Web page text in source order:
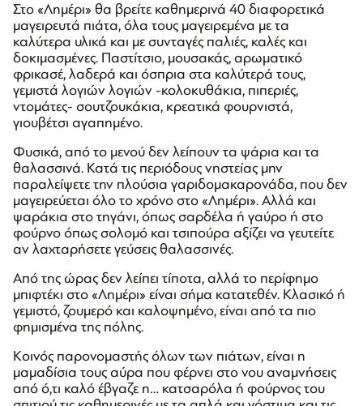
Στο «Λημέρι» θα βρείτε καθημερινά 40 διαφορετικά
μαγειρευτά πιάτα, όλα τους μαγειρεμένα με τα
καλύτερα υλικά και με συνταγές παλιές, καλές και
δοκιμασμένες. Παστίτσιο, μουσακάς, αρωματικό
φρικασέ, λαδερά και όσπρια στα καλύτερά τους,
γεμιστά λογιών λογιών -κολοκυθάκια, πιπεριές,
ντομάτες- σουτζουκάκια, κρεατικά φουρνιστά,
γιουβέτσι αγαπημένο.
Φυσικά, από το μενού δεν λείπουν τα ψάρια και τα
θαλασσινά. Κατά τις περιόδους νηστείας μην
παραλείψετε την πλούσια γαριδομακαρονάδα, που δεν
μαγειρεύεται όλο το χρόνο στο «Λημέρι». Αλλά και
ψαράκια στο τηγάνι, όπως σαρδέλα ή γαύρο ή στο
φούρνο όπως σολομό και τσιπούρα αξίζει να γευτείτε
αν λαχταρήσετε γεύσεις θαλασσινές.
Από της ώρας δεν λείπει τίποτα, αλλά το περίφημο
μπιφτέκι στο «Λημέρι» είναι σήμα κατατεθέν. Κλασικό ή
γεμιστό, ζουμερό και καλοψημένο, είναι από τα πιο
φημισμένα της πόλης.
Κοινός παρονομαστής όλων των πιάτων, είναι η
μαμαδίσια τους αύρα που φέρνει στο νου αναμνήσεις
από ό,τι καλό έβγαζε η… κατσαρόλα ή φούρνος του